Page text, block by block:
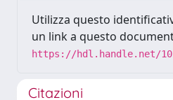
Utilizza questo
un link a questo
https://hdl.handle.net/
Citazioni